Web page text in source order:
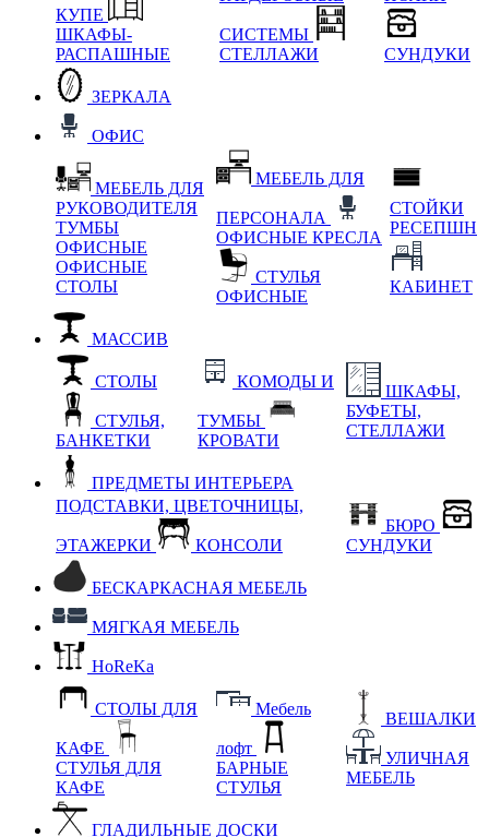
КУПЕ
ШКАФЫ-
РАСПАШНЫЕ
СИСТЕМЫ
СТЕЛЛАЖИ
СУНДУКИ
ЗЕРКАЛА
ОФИС
МЕБЕЛЬ ДЛЯ
РУКОВОДИТЕЛЯ
ТУМБЫ
ОФИСНЫЕ
ОФИСНЫЕ
СТОЛЫ
МЕБЕЛЬ ДЛЯ
ПЕРСОНАЛА
ОФИСНЫЕ КРЕСЛА
СТУЛЬЯ
ОФИСНЫЕ
СТОЙКИ
РЕСЕПШН
КАБИНЕТ
МАССИВ
СТОЛЫ
СТУЛЬЯ,
БАНКЕТКИ
КОМОДЫ И
ТУМБЫ
КРОВАТИ
ШКАФЫ,
БУФЕТЫ,
СТЕЛЛАЖИ
ПРЕДМЕТЫ ИНТЕРЬЕРА
ПОДСТАВКИ, ЦВЕТОЧНИЦЫ,
ЭТАЖЕРКИ КОНСОЛИ
БЮРО
СУНДУКИ
БЕСКАРКАСНАЯ МЕБЕЛЬ
МЯГКАЯ МЕБЕЛЬ
HoReKa
СТОЛЫ ДЛЯ
КАФЕ
СТУЛЬЯ ДЛЯ
КАФЕ
Мебель
лофт
БАРНЫЕ
СТУЛЬЯ
ВЕШАЛКИ
УЛИЧНАЯ
МЕБЕЛЬ
ГЛАДИЛЬНЫЕ ДОСКИ